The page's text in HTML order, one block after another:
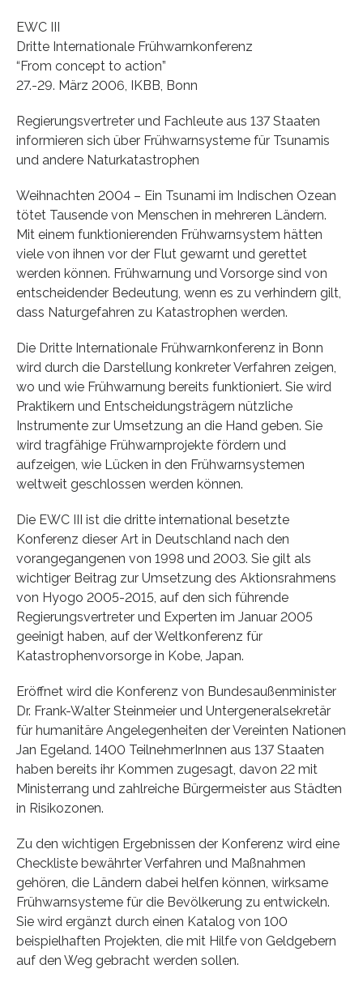
EWC III
Dritte Internationale Frühwarnkonferenz
“From concept to action”
27.-29. März 2006, IKBB, Bonn
Regierungsvertreter und Fachleute aus 137 Staaten
informieren sich über Frühwarnsysteme für Tsunamis
und andere Naturkatastrophen
Weihnachten 2004 – Ein Tsunami im Indischen Ozean
tötet Tausende von Menschen in mehreren Ländern.
Mit einem funktionierenden Frühwarnsystem hätten
viele von ihnen vor der Flut gewarnt und gerettet
werden können. Frühwarnung und Vorsorge sind von
entscheidender Bedeutung, wenn es zu verhindern gilt,
dass Naturgefahren zu Katastrophen werden.
Die Dritte Internationale Frühwarnkonferenz in Bonn
wird durch die Darstellung konkreter Verfahren zeigen,
wo und wie Frühwarnung bereits funktioniert. Sie wird
Praktikern und Entscheidungsträgern nützliche
Instrumente zur Umsetzung an die Hand geben. Sie
wird tragfähige Frühwarnprojekte fördern und
aufzeigen, wie Lücken in den Frühwarnsystemen
weltweit geschlossen werden können.
Die EWC III ist die dritte international besetzte
Konferenz dieser Art in Deutschland nach den
vorangegangenen von 1998 und 2003. Sie gilt als
wichtiger Beitrag zur Umsetzung des Aktionsrahmens
von Hyogo 2005-2015, auf den sich führende
Regierungsvertreter und Experten im Januar 2005
geeinigt haben, auf der Weltkonferenz für
Katastrophenvorsorge in Kobe, Japan.
Eröffnet wird die Konferenz von Bundesaußenminister
Dr. Frank-Walter Steinmeier und Untergeneralsekretär
für humanitäre Angelegenheiten der Vereinten Nationen
Jan Egeland. 1400 TeilnehmerInnen aus 137 Staaten
haben bereits ihr Kommen zugesagt, davon 22 mit
Ministerrang und zahlreiche Bürgermeister aus Städten
in Risikozonen.
Zu den wichtigen Ergebnissen der Konferenz wird eine
Checkliste bewährter Verfahren und Maßnahmen
gehören, die Ländern dabei helfen können, wirksame
Frühwarnsysteme für die Bevölkerung zu entwickeln.
Sie wird ergänzt durch einen Katalog von 100
beispielhaften Projekten, die mit Hilfe von Geldgebern
auf den Weg gebracht werden sollen.